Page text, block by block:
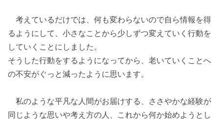
考えているだけでは、何も変わらないので自ら情報を得
るようにして、小さなことから少しずつ変えていく行動を
していくことにしました。
そうした行動をするようになってから、老いていくことへ
の不安がぐっと減ったように思います。
私のような平凡な人間がお届けする、ささやかな経験が
同じような思いや考え方の人、これから何か始めようとし